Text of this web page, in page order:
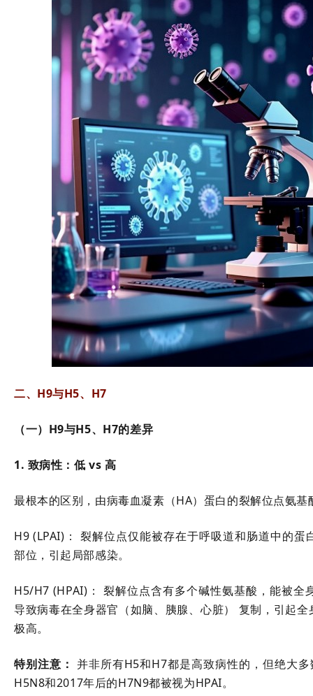
二、H9与H5、H7
（一）H9与H5、H7的差异
1. 致病性：低 vs 高
最根本的区别，由病毒血凝素（HA）蛋白的裂解位点氨基
H9 (LPAI)： 裂解位点仅能被存在于呼吸道和肠道中的蛋
部位，引起局部感染。
H5/H7 (HPAI)： 裂解位点含有多个碱性氨基酸，能被全
导致病毒在全身器官（如脑、胰腺、心脏） 复制，引起
极高。
特别注意： 并非所有H5和H7都是高致病性的，但绝大
H5N8和2017年后的H7N9都被视为HPAI。